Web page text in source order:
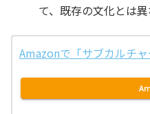
て、既存の文化とは
Amazonで「サブカルチ